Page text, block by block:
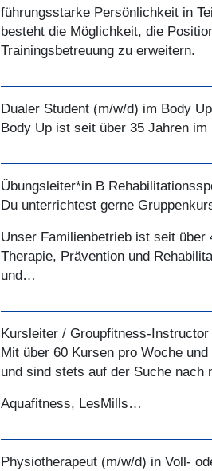
führungsstarke Persönlichkeit in
besteht die Möglichkeit, die
Trainingsbetreuung zu erweitern.
Dualer Student (m/w/d) im Body
Body Up ist seit über 35 Jahren
Übungsleiter*in B
Du unterrichtest gerne
Unser Familienbetrieb ist seit
Therapie, Prävention und
und…
Kursleiter / Groupfitness-
Mit über 60 Kursen pro Woche
und sind stets auf der Suche nach
Aquafitness, LesMills…
Physiotherapeut (m/w/d) in Voll-